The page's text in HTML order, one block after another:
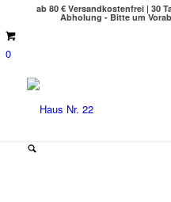
ab 80 € Versandkostenfrei | 30
Abholung - Bitte um
0